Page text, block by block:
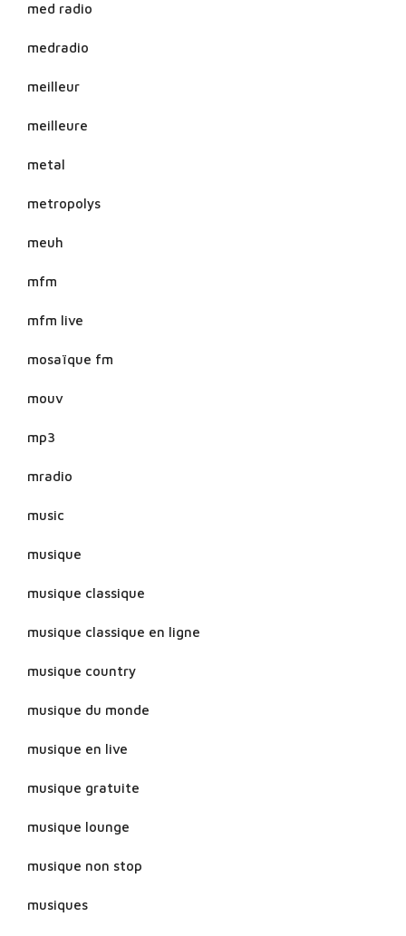
med radio
medradio
meilleur
meilleure
metal
metropolys
meuh
mfm
mfm live
mosaïque fm
mouv
mp3
mradio
music
musique
musique classique
musique classique en ligne
musique country
musique du monde
musique en live
musique gratuite
musique lounge
musique non stop
musiques